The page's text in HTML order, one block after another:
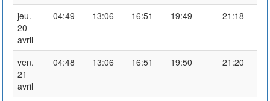
jeu.
20
avril
04:49 13:06 16:51 19:49 21:18
ven.
21
avril
04:48 13:06 16:51 19:50 21:20